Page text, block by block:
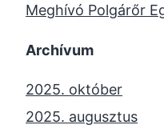
Meghívó Polgárőr
Archívum
2025. október
2025. augusztus